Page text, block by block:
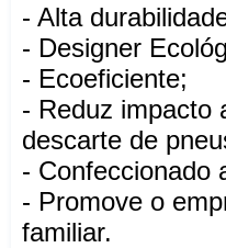
- Alta
- Designer
- Ecoeficiente;
- Reduz impacto
descarte de
- Confeccionado
- Promove o
familiar.